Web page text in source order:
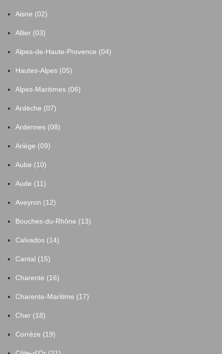
Aisne (02)
Allier (03)
Alpes-de-Haute-Provence (04)
Hautes-Alpes (05)
Alpes-Maritimes (06)
Ardèche (07)
Ardennes (08)
Ariège (09)
Aube (10)
Aude (11)
Aveyron (12)
Bouches-du-Rhône (13)
Calvados (14)
Cantal (15)
Charente (16)
Charente-Maritime (17)
Cher (18)
Corrèze (19)